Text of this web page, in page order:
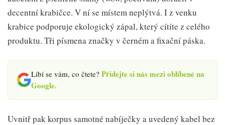
decentní krabičce. V ní se místem neplýtvá. I z venku
krabice podporuje ekologický zápal, který cítíte z celého
produktu. Tři písmena značky v černém a fixační páska.
Líbí se vám, co čtete? Přidejte si nás mezi oblíbené na
Google.
Uvnitř pak korpus samotné nabíječky a uvedený kabel bez